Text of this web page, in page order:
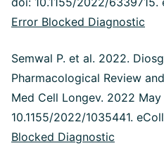
Error Blocked Diagnostic
Semwal P. et al. 2022.
Pharmacological Review
Med Cell Longev. 2022
10.1155/2022/1035441.
Blocked Diagnostic